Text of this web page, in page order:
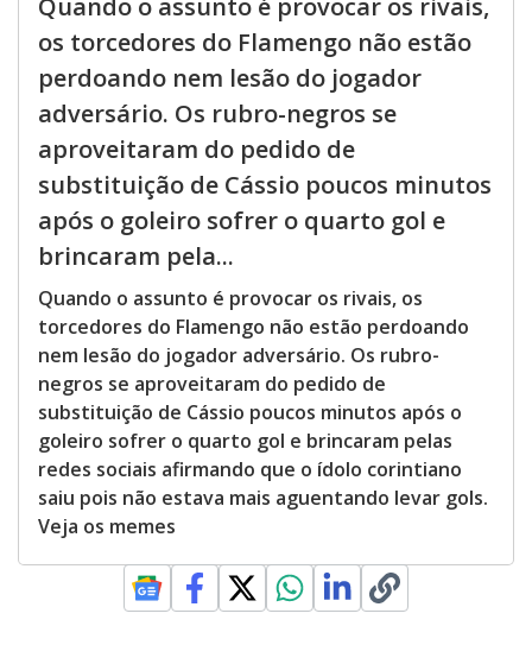
os torcedores do Flamengo não estão
perdoando nem lesão do jogador
adversário. Os rubro-negros se
aproveitaram do pedido de
substituição de Cássio poucos minutos
após o goleiro sofrer o quarto gol e
brincaram pela...
Quando o assunto é provocar os rivais, os
torcedores do Flamengo não estão perdoando
nem lesão do jogador adversário. Os rubro-
negros se aproveitaram do pedido de
substituição de Cássio poucos minutos após o
goleiro sofrer o quarto gol e brincaram pelas
redes sociais afirmando que o ídolo corintiano
saiu pois não estava mais aguentando levar gols.
Veja os memes